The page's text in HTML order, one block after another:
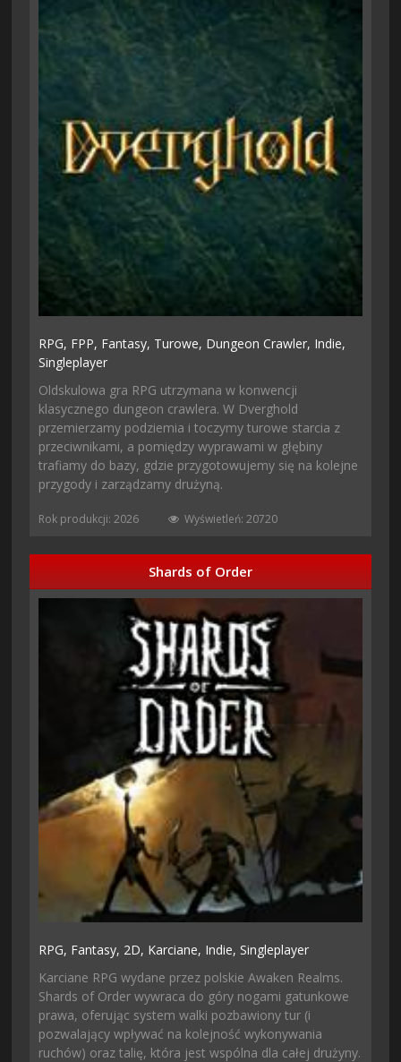
RPG, FPP, Fantasy, Turowe, Dungeon Crawler, Indie,
Singleplayer
Oldskulowa gra RPG utrzymana w konwencji
klasycznego dungeon crawlera. W Dverghold
przemierzamy podziemia i toczymy turowe starcia z
przeciwnikami, a pomiędzy wyprawami w głębiny
trafiamy do bazy, gdzie przygotowujemy się na kolejne
przygody i zarządzamy drużyną.
Rok produkcji: 2026 Wyświetleń: 20720
Shards of Order
RPG, Fantasy, 2D, Karciane, Indie,Singleplayer
Karciane RPG wydane przez polskie Awaken Realms.
Shards of Order wywraca do góry nogami gatunkowe
prawa, oferując system walki pozbawiony tur (i
pozwalający wpływać na kolejność wykonywania
ruchów) oraz talię, która jest wspólna dla całej drużyny.